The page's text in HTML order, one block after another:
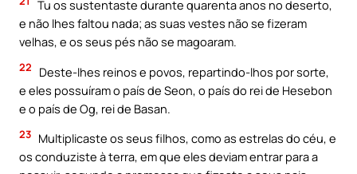
Tu os sustentaste durante quarenta anos no deserto,
e não lhes faltou nada; as suas vestes não se fizeram
velhas, e os seus pés não se magoaram.
22
Deste-lhes reinos e povos, repartindo-lhos por sorte,
e eles possuíram o país de Seon, o país do rei de Hesebon
e o país de Og, rei de Basan.
23 Multiplicaste os seus filhos, como as estrelas do céu, e
os conduziste à terra, em que eles deviam entrar para a